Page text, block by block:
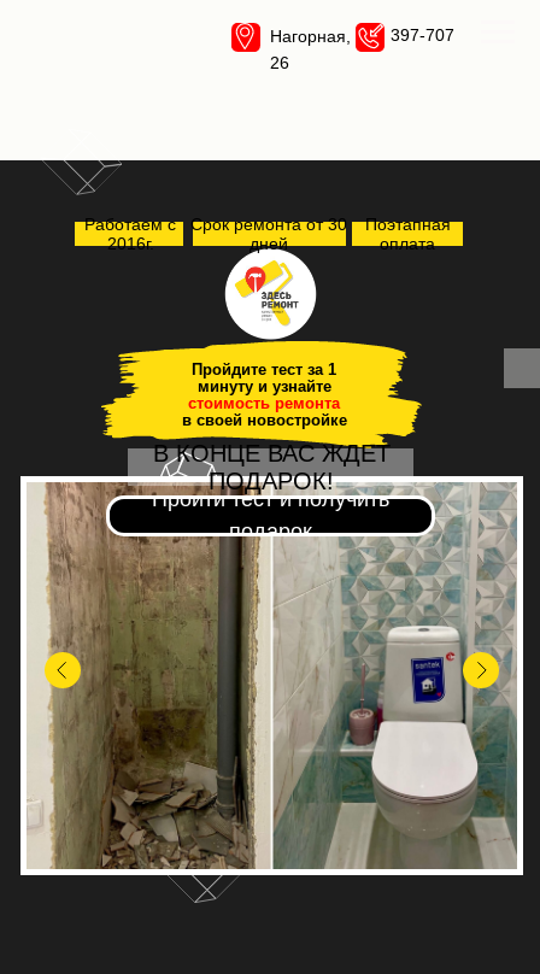
Пройдите тест за 1
минуту и узнайте
стоимость ремонта
в своей новостройке
Пройти тест и получить
подарок
397-707
Нагорная,
26
В КОНЦЕ ВАС ЖДЕТ
ПОДАРОК!
Работаем с
2016г.
Срок ремонта от 30
дней
Поэтапная
оплата